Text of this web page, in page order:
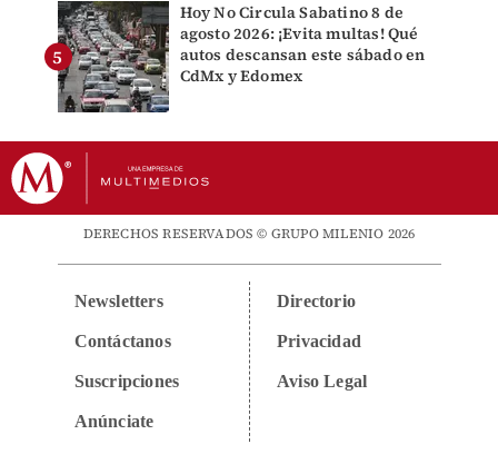
Hoy No Circula Sabatino 8 de
agosto 2026: ¡Evita multas! Qué
autos descansan este sábado en
CdMx y Edomex
DERECHOS RESERVADOS © GRUPO MILENIO 2026
Newsletters
Contáctanos
Suscripciones
Anúnciate
Directorio
Privacidad
Aviso Legal